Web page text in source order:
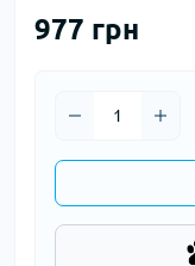
977 грн